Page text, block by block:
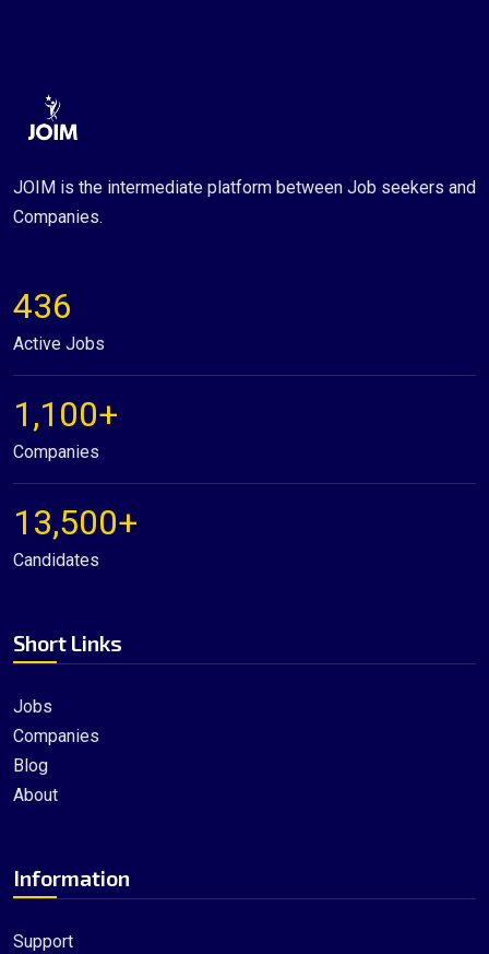
JOIM is the intermediate platform between Job seekers and
Companies.
Short Links
Jobs
Companies
Blog
About
Information
Support
436
Active Jobs
1,100+
Companies
13,500+
Candidates